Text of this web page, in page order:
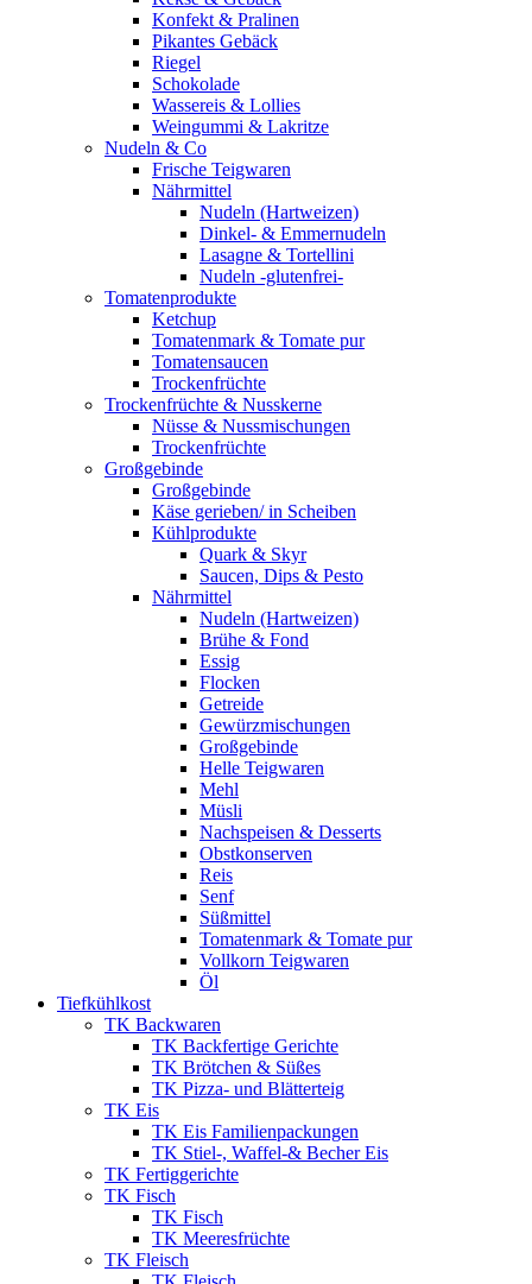
Konfekt & Pralinen
Pikantes Gebäck
Riegel
Schokolade
Wassereis & Lollies
Weingummi & Lakritze
Nudeln & Co
Frische Teigwaren
Nährmittel
Nudeln (Hartweizen)
Dinkel- & Emmernudeln
Lasagne & Tortellini
Nudeln -glutenfrei-
Tomatenprodukte
Ketchup
Tomatenmark & Tomate pur
Tomatensaucen
Trockenfrüchte
Trockenfrüchte & Nusskerne
Nüsse & Nussmischungen
Trockenfrüchte
Großgebinde
Großgebinde
Käse gerieben/ in Scheiben
Kühlprodukte
Quark & Skyr
Saucen, Dips & Pesto
Nährmittel
Nudeln (Hartweizen)
Brühe & Fond
Essig
Flocken
Getreide
Gewürzmischungen
Großgebinde
Helle Teigwaren
Mehl
Müsli
Nachspeisen & Desserts
Obstkonserven
Reis
Senf
Süßmittel
Tomatenmark & Tomate pur
Vollkorn Teigwaren
Öl
Tiefkühlkost
TK Backwaren
TK Backfertige Gerichte
TK Brötchen & Süßes
TK Pizza- und Blätterteig
TK Eis
TK Eis Familienpackungen
TK Stiel-, Waffel-& Becher Eis
TK Fertiggerichte
TK Fisch
TK Fisch
TK Meeresfrüchte
TK Fleisch